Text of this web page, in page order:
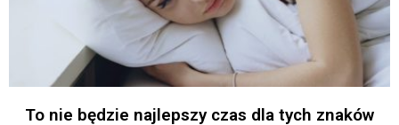
To nie będzie najlepszy czas dla tych znaków